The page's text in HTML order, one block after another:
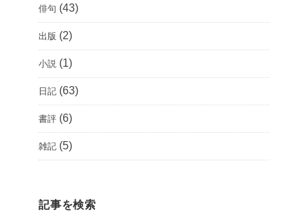
俳句 (43)
出版 (2)
小説 (1)
日記 (63)
書評 (6)
雑記 (5)
記事を検索